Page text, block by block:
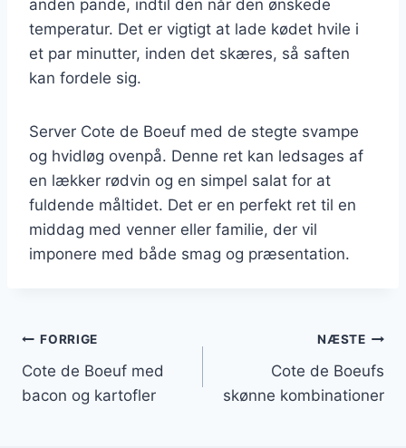
anden pande, indtil den når den ønskede
temperatur. Det er vigtigt at lade kødet hvile i
et par minutter, inden det skæres, så saften
kan fordele sig.
Server Cote de Boeuf med de stegte svampe
og hvidløg ovenpå. Denne ret kan ledsages af
en lækker rødvin og en simpel salat for at
fuldende måltidet. Det er en perfekt ret til en
middag med venner eller familie, der vil
imponere med både smag og præsentation.
Indlægsnavigation
FORRIGE
Cote de Boeuf med
bacon og kartofler
NÆSTE
Cote de Boeufs
skønne kombinationer